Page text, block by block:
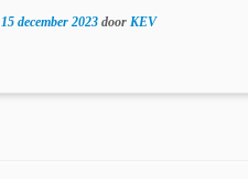
15 december 2023 door KEV